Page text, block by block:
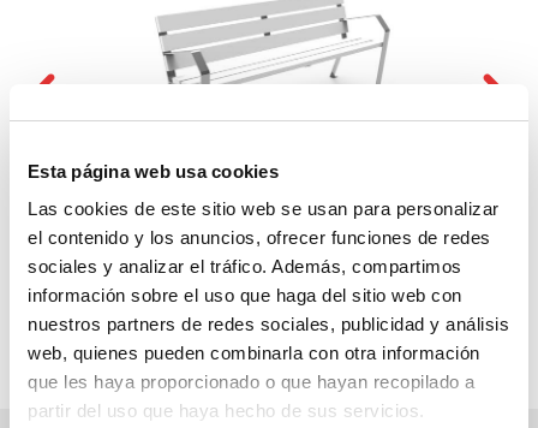
Esta página web usa cookies
Las cookies de este sitio web se usan para personalizar
el contenido y los anuncios, ofrecer funciones de redes
sociales y analizar el tráfico. Además, compartimos
información sobre el uso que haga del sitio web con
nuestros partners de redes sociales, publicidad y análisis
web, quienes pueden combinarla con otra información
que les haya proporcionado o que hayan recopilado a
partir del uso que haya hecho de sus servicios.